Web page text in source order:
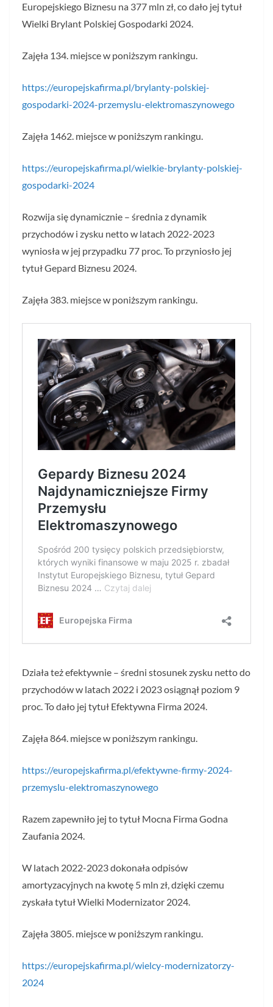
Europejskiego Biznesu na 377 mln zł, co dało jej tytuł
Wielki Brylant Polskiej Gospodarki 2024.
Zajęła 134. miejsce w poniższym rankingu.
https://europejskafirma.pl/brylanty-polskiej-
gospodarki-2024-przemyslu-elektromaszynowego
Zajęła 1462. miejsce w poniższym rankingu.
https://europejskafirma.pl/wielkie-brylanty-polskiej-
gospodarki-2024
Rozwija się dynamicznie – średnia z dynamik
przychodów i zysku netto w latach 2022-2023
wyniosła w jej przypadku 77 proc. To przyniosło jej
tytuł Gepard Biznesu 2024.
Zajęła 383. miejsce w poniższym rankingu.
Działa też efektywnie – średni stosunek zysku netto do
przychodów w latach 2022 i 2023 osiągnął poziom 9
proc. To dało jej tytuł Efektywna Firma 2024.
Zajęła 864. miejsce w poniższym rankingu.
https://europejskafirma.pl/efektywne-firmy-2024-
przemyslu-elektromaszynowego
Razem zapewniło jej to tytuł Mocna Firma Godna
Zaufania 2024.
W latach 2022-2023 dokonała odpisów
amortyzacyjnych na kwotę 5 mln zł, dzięki czemu
zyskała tytuł Wielki Modernizator 2024.
Zajęła 3805. miejsce w poniższym rankingu.
https://europejskafirma.pl/wielcy-modernizatorzy-
2024